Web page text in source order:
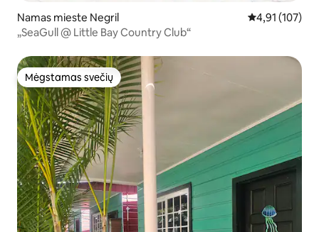
Namas mieste Negril Vidutinis
4,91 (107)
„SeaGull @ Little Bay Country Club“
Mėgstamas svečių
Mėgstamas svečių